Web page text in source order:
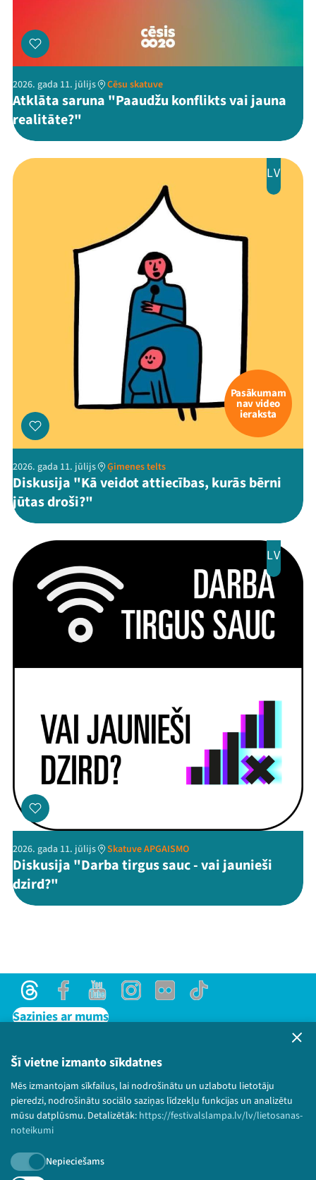
Šī vietne izmanto sīkdatnes
Mēs izmantojam sīkfailus, lai nodrošinātu un uzlabotu lietotāju
pieredzi, nodrošinātu sociālo saziņas līdzekļu funkcijas un analizētu
mūsu datplūsmu. Detalizētāk: https://festivalslampa.lv/lv/lietosanas-
noteikumi
Nepieciešams
2026. gada 11. jūlijs Cēsu skatuve
Atklāta saruna "Paaudžu konflikts vai jauna
realitāte?"
LV
Pasākumam
nav video
ieraksta
2026. gada 11. jūlijs Ģimenes telts
Diskusija "Kā veidot attiecības, kurās bērni
jūtas droši?"
LV
2026. gada 11. jūlijs Skatuve APGAISMO
Diskusija "Darba tirgus sauc - vai jaunieši
dzird?"
ThreadsFacebookYoutubeInstagram
Flick TikTok
Sazinies ar mums
Lietošanas noteikumi un sīkdatņu politika
Bērnu aizsardzības politika
© 2026 Sarunu festivāls LAMPA Visas tiesības
paturētas.